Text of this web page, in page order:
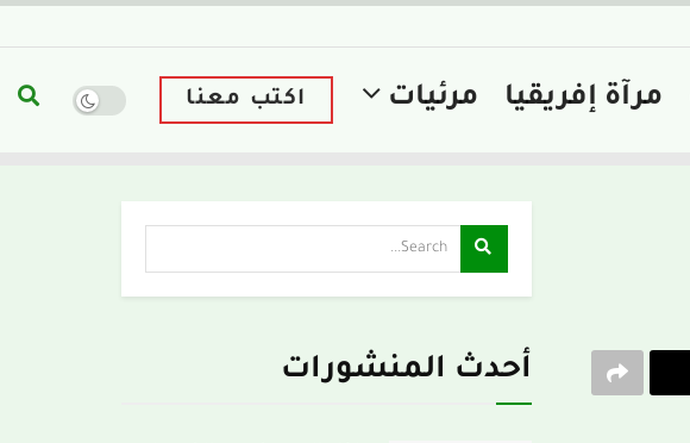
مرآة إفريقيا مرئيات اكتب معنا
أحدث المنشورات